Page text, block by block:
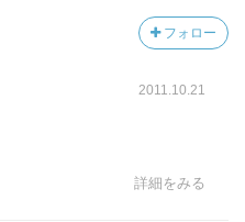
フォロー
2011.10.21
詳細をみる